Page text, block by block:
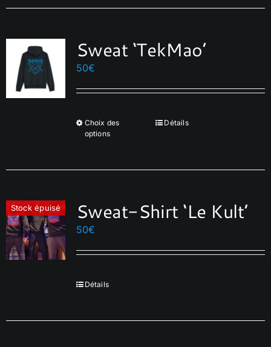
Sweat ‘TekMao’
50€
Choix des
options
Ce
plusieurs
Les
être
page
Détails
Stock épuisé Sweat-Shirt ‘Le Kult’
50€
Détails